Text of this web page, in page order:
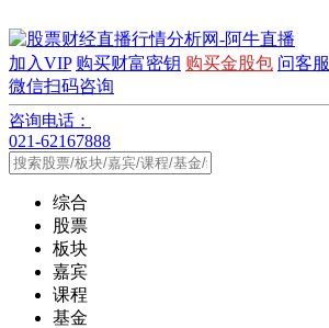
加入VIP 购买财富密钥 购买金股包 问客服
微信扫码咨询
咨询电话：
021-62167888
综合
股票
板块
嘉宾
课程
基金